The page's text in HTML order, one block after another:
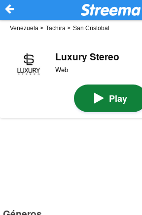
Venezuela > Tachira > San Cristobal
Luxury Stereo
Web
Play